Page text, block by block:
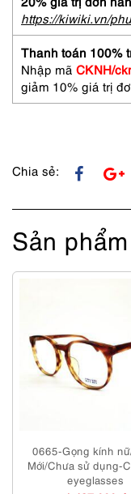
https://kiwiki.vn/
Thanh toán 100%
Nhập mã CKNH/
giảm 10% giá trị
Chia sẻ:
Sản
0665-Gọng kính
Mới/Chưa sử dụng-
eyeglasses